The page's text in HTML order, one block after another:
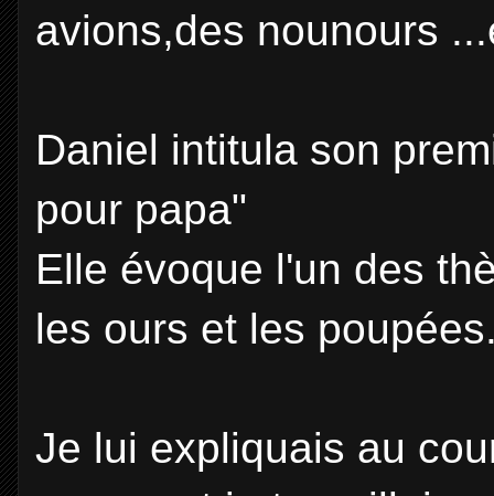
avions,des nounours
Daniel intitula son
pour papa"
Elle évoque l'un des
les ours et les
Je lui expliquais au